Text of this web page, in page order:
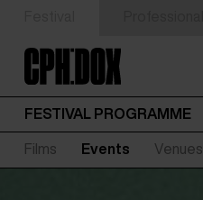
FESTIVAL PROGRAMME
Films Events Venues